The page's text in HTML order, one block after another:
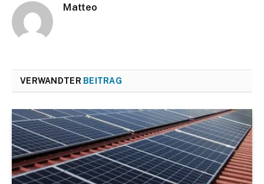
Matteo
VERWANDTER BEITRAG